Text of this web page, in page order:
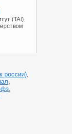
(TAI)
россии),
,
фз,